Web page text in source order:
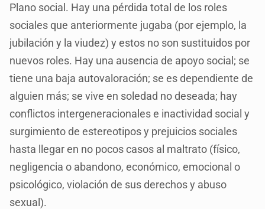
Plano social. Hay una pérdida total de los roles
sociales que anteriormente jugaba (por ejemplo, la
jubilación y la viudez) y estos no son sustituidos por
nuevos roles. Hay una ausencia de apoyo social; se
tiene una baja autovaloración; se es dependiente de
alguien más; se vive en soledad no deseada; hay
conflictos intergeneracionales e inactividad social y
surgimiento de estereotipos y prejuicios sociales
hasta llegar en no pocos casos al maltrato (físico,
negligencia o abandono, económico, emocional o
psicológico, violación de sus derechos y abuso
sexual).